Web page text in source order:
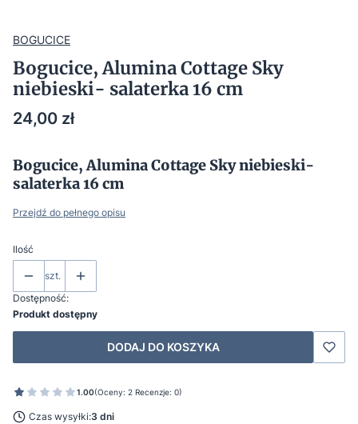
BOGUCICE
Bogucice, Alumina Cottage Sky
niebieski- salaterka 16 cm
Cena
24,00 zł
Bogucice, Alumina Cottage Sky niebieski-
salaterka 16 cm
Przejdź do pełnego opisu
Ilość
szt.
Dostępność:
Produkt dostępny
DODAJ DO KOSZYKA
1.00(Oceny: 2 Recenzje: 0)
Czas wysyłki:3 dni